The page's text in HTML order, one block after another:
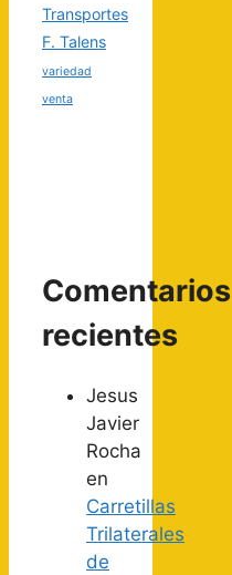
Transportes
F. Talens
variedad
venta
Comentarios
recientes
Jesus
Javier
Rocha
en
Carretillas
Trilaterales
de